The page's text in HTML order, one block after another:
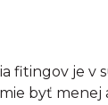
fitingov je v
byť menej